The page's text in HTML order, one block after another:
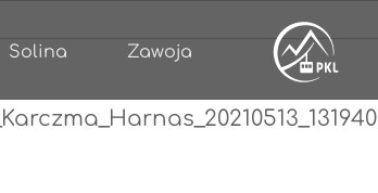
Solina Zawoja